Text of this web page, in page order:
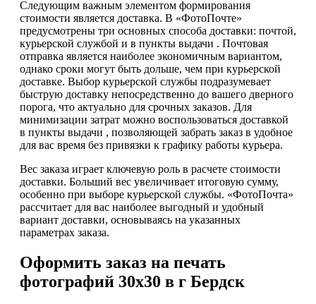
Следующим важным элементом формирования
стоимости является доставка. В «ФотоПочте»
предусмотрены три основных способа доставки: почтой,
курьерской службой и в пункты выдачи . Почтовая
отправка является наиболее экономичным вариантом,
однако сроки могут быть дольше, чем при курьерской
доставке. Выбор курьерской службы подразумевает
быструю доставку непосредственно до вашего дверного
порога, что актуально для срочных заказов. Для
минимизации затрат можно воспользоваться доставкой
в пункты выдачи , позволяющей забрать заказ в удобное
для вас время без привязки к графику работы курьера.
Вес заказа играет ключевую роль в расчете стоимости
доставки. Больший вес увеличивает итоговую сумму,
особенно при выборе курьерской службы. «ФотоПочта»
рассчитает для вас наиболее выгодный и удобный
вариант доставки, основываясь на указанных
параметрах заказа.
Оформить заказ на печать
фотографий 30х30 в г Бердск